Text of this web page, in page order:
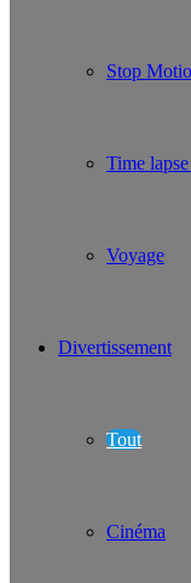
Stop
Time
Voyage
Divertissement
Tout
Cinéma